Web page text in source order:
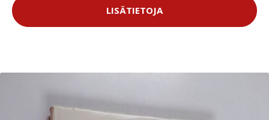
LISÄTIETOJA